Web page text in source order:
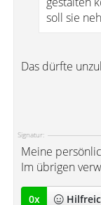
soll sie
Das dürfte
Signatur:
Meine
Im übrigen
0x